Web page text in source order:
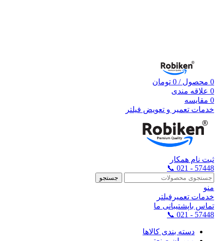
0 محصول /
0 تومان
0 علاقه مندی
0 مقایسه
خدمات تعمیر و تعویض فیلتر
ثبت نام همکار
57448 - 021 📞
جستجو
منو
خدمات تعمیرفیلتر
تماس باپشتیبانی ما
57448 - 021 📞
دسته بندی کالاها